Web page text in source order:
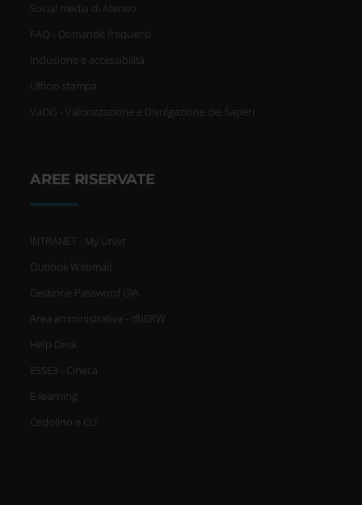
Social media di Ateneo
FAQ - Domande frequenti
Inclusione e accessibilità
Ufficio stampa
VaDiS - Valorizzazione e Divulgazione dei Saperi
AREE RISERVATE
INTRANET - My Univr
Outlook Webmail
Gestione Password GIA
Area amministrativa - dbERW
Help Desk
ESSE3 - Cineca
E-learning
Cedolino e CU